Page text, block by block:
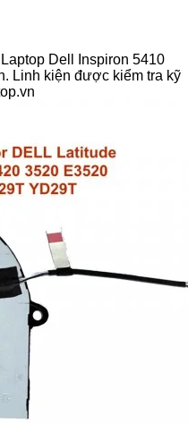
Dell Inspiron 5410
Linh kiện được kiểm tra kỹ